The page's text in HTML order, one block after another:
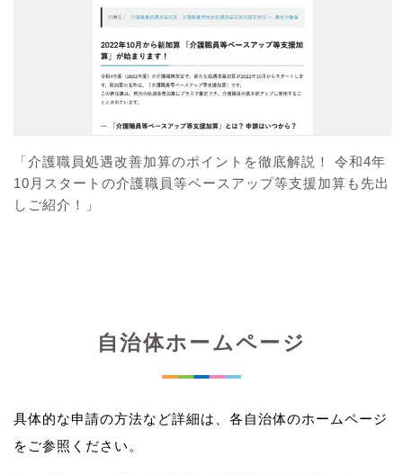
「介護職員処遇改善加算のポイントを徹底解説！ 令和4年
10月スタートの介護職員等ベースアップ等支援加算も先出
しご紹介！」
自治体ホームページ
具体的な申請の方法など詳細は、各自治体のホームページ
をご参照ください。